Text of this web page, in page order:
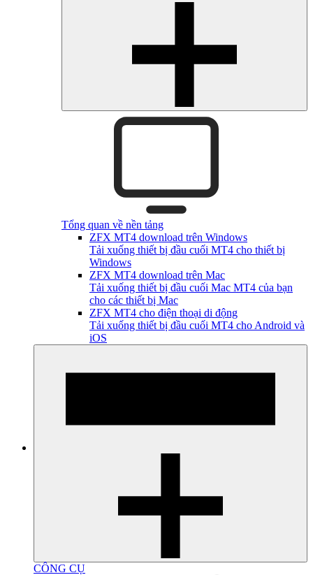
Tổng quan về nền tảng
ZFX MT4 download trên Windows
Tải xuống thiết bị đầu cuối MT4 cho thiết bị
Windows
ZFX MT4 download trên Mac
Tải xuống thiết bị đầu cuối Mac MT4 của bạn
cho các thiết bị Mac
ZFX MT4 cho điện thoại di động
Tải xuống thiết bị đầu cuối MT4 cho Android và
iOS
CÔNG CỤ